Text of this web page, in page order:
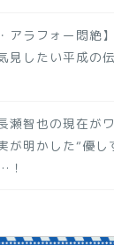
アラフォー悶絶
見したい平成の
瀬智也の現在が
が明かした“優し
！